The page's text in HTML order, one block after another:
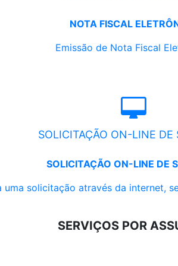
NOTA FISCAL
Emissão de Nota Fiscal
SOLICITAÇÃO ON-LINE DE
SOLICITAÇÃO ON-LINE DE
uma solicitação através da internet,
SERVIÇOS POR